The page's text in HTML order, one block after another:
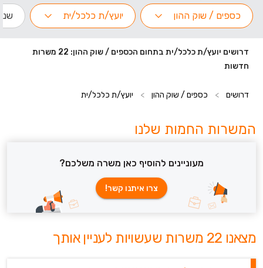
כספים / שוק ההון
יועץ/ת כלכל/ית
דרושים יועץ/ת כלכל/ית בתחום הכספים / שוק ההון: 22 משרות
חדשות
דרושים > כספים / שוק ההון > יועץ/ת כלכל/ית
המשרות החמות שלנו
מעוניינים להוסיף כאן משרה משלכם?
צרו איתנו קשר!
מצאנו 22 משרות שעשויות לעניין אותך